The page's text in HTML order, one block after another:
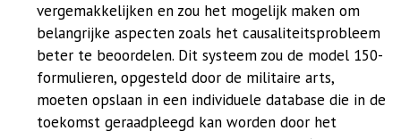
vergemakkelijken en zou het mogelijk maken om
belangrijke aspecten zoals het causaliteitsprobleem
beter te beoordelen. Dit systeem zou de model 150-
formulieren, opgesteld door de militaire arts,
moeten opslaan in een individuele database die in de
toekomst geraadpleegd kan worden door het